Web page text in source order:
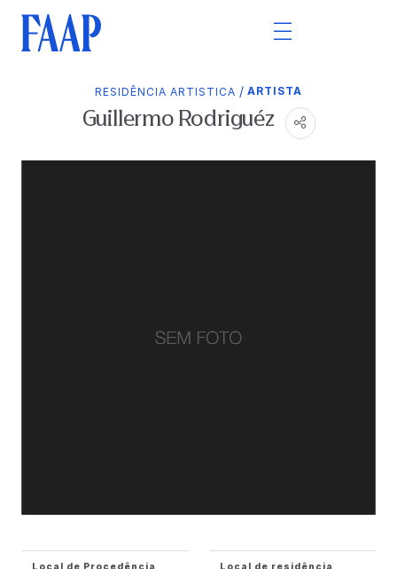
RESIDÊNCIA ARTISTICA / ARTISTA
Guillermo Rodriguéz
Local de Procedência Local de residência